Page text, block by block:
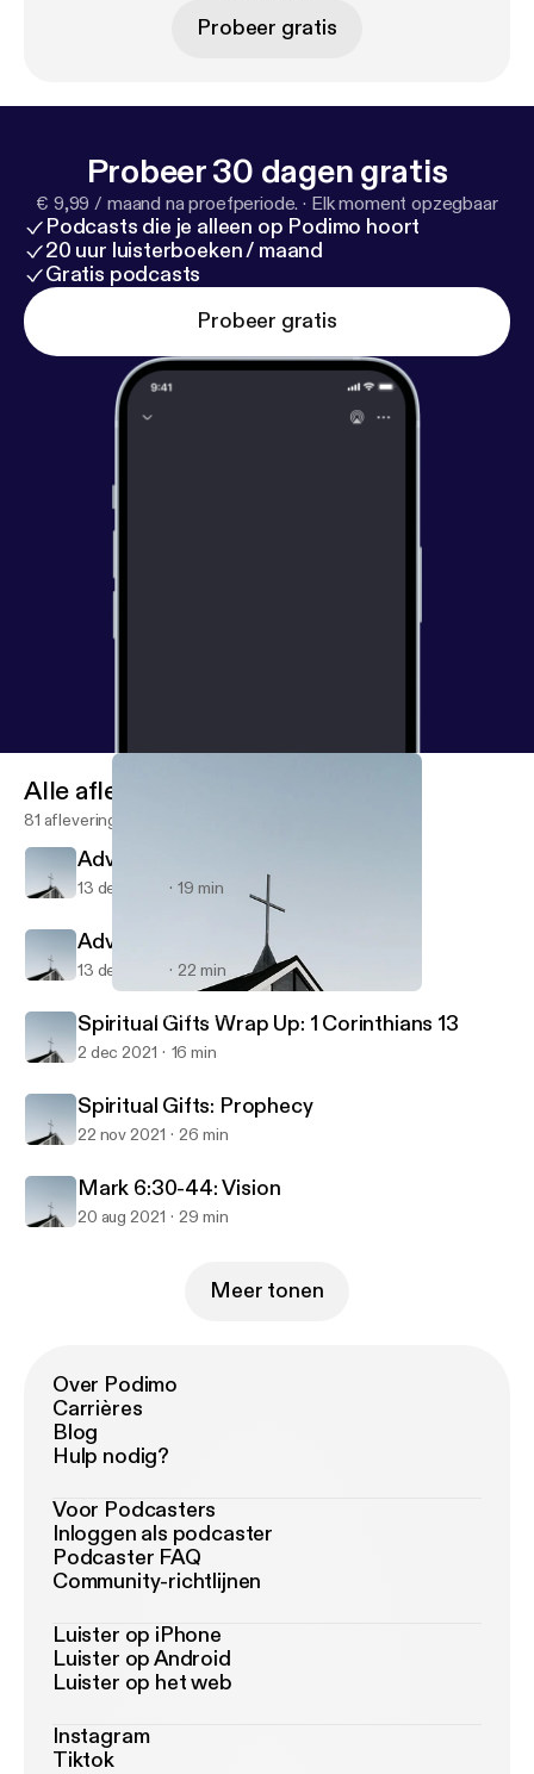
Probeer gratis
Probeer 30 dagen gratis
€ 9,99 / maand na proefperiode. · Elk moment opzegbaar
Podcasts die je alleen op Podimo hoort
20 uur luisterboeken / maand
Gratis podcasts
Probeer gratis
HamSouth Baptist
Alle afleveringen
81 afleveringen
Advent: Waiting - Luke 2
13 dec 2021 19 min
Advent: Waiting - Isaiah 40
13 dec 2021 22 min
Spiritual Gifts Wrap Up: 1 Corinthians 13
2 dec 2021 16 min
Spiritual Gifts: Prophecy
22 nov 2021 26 min
Mark 6:30-44: Vision
20 aug 2021 29 min
Meer tonen
Over Podimo
Carrières
Blog
Hulp nodig?
Voor Podcasters
Inloggen als podcaster
Podcaster FAQ
Community-richtlijnen
Luister op iPhone
Luister op Android
Luister op het web
Instagram
Tiktok